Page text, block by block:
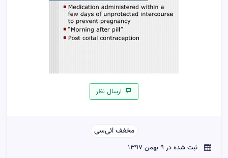
ارسال نظر
مخفف ائی‌سی‌‌
ثبت شده در 9 بهمن 1397